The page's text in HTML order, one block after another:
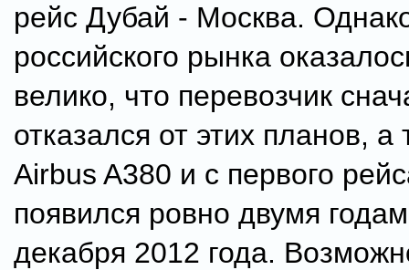
рейс Дубай - Москва.
российского рынка
велико, что перевозчик
отказался от этих планов, а
Airbus A380 и с первого
появился ровно двумя
декабря 2012 года.